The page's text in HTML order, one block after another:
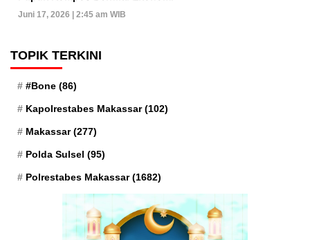
Juni 17, 2026 | 2:45 am WIB
TOPIK TERKINI
#Bone (86)
Kapolrestabes Makassar(102)
Makassar(277)
Polda Sulsel (95)
Polrestabes Makassar(1682)